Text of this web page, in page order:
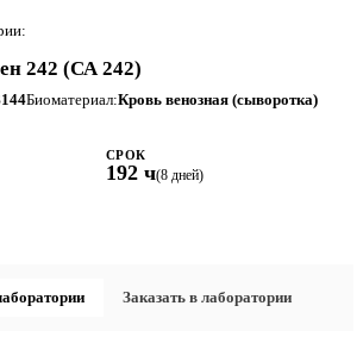
242 (СА 242)
Биоматериал:Кровь венозная (сыворотка)
СРОК
192 ч(8 дней)
Заказать в лаборатории